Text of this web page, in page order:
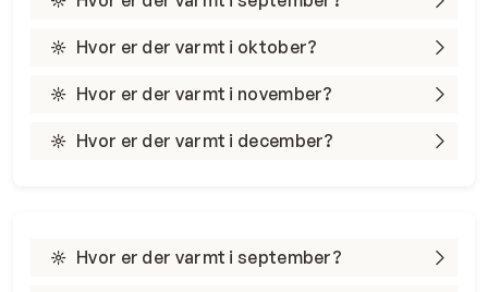
Hvor er der varmt i oktober?
Hvor er der varmt i november?
Hvor er der varmt i december?
Hvor er der varmt i september?